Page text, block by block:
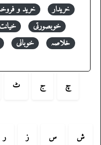
خرید و
خریدار
خیانت
خوبصورتی
خوبانی
خلاصہ
ٹ ج چ
ر ز س ش